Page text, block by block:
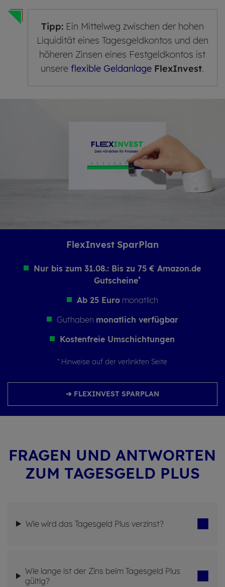
Tipp:Ein Mittelweg zwischen der hohen
Liquidität eines Tagesgeldkontos und den
höheren Zinsen eines Festgeldkontos ist
unsereflexible Geldanlage FlexInvest.
Flex­In­vest Spar­Plan
Nur bis zum 31.08.: Bis zu 75 € Amazon.de
Gutscheine*
Ab 25 Euromonatlich
Guthaben monatlich verfügbar
Kostenfreie Umschichtungen
* Hinweise auf der verlinkten Seite
➔ FLEXINVEST SPARPLAN
FRA­GEN UND ANT­WOR­TEN
ZUM TA­GES­GELD PLUS
Wie wird das Ta­ges­geld Plus ver­zinst?
Wie lange ist der Zins beim Ta­ges­geld Plus
gül­tig?